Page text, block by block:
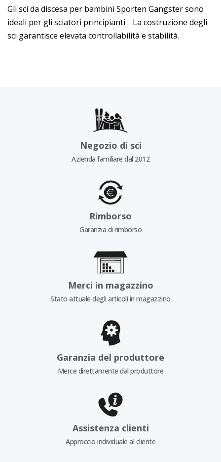
Gli sci da discesa per bambini Sporten Gangster sono
ideali per gli sciatori principianti . La costruzione degli
sci garantisce elevata controllabilità e stabilità.
Negozio di sci
Azienda familiare dal 2012
Rimborso
Garanzia di rimborso
Merci in magazzino
Stato attuale degli articoli in magazzino
Garanzia del produttore
Merce direttamente dal produttore
Assistenza clienti
Approccio individuale al cliente